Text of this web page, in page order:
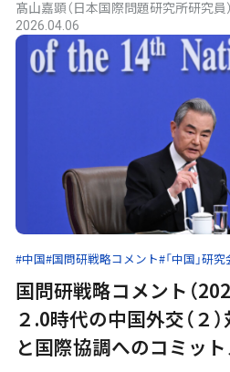
髙山嘉顕（日本国際問題研究所研究員）
2026.04.06
#中国#国問研戦略コメント#「中国」研究
国問研戦略コメント（
２.0時代の中国外交（２）
と国際協調へのコミッ